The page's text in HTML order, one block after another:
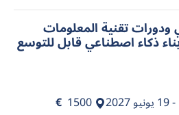
ودورات تقنية المعلومات
ذكاء اصطناعي قابل للتوسع
1500
€